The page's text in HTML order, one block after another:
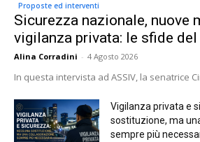
Proposte ed interventi
Sicurezza nazionale, nuove
vigilanza privata: le sfide
Alina Corradini - 4 Agosto 2026
In questa intervista ad ASSIV, la senatrice
Vigilanza privata e
sostituzione, ma
sempre più